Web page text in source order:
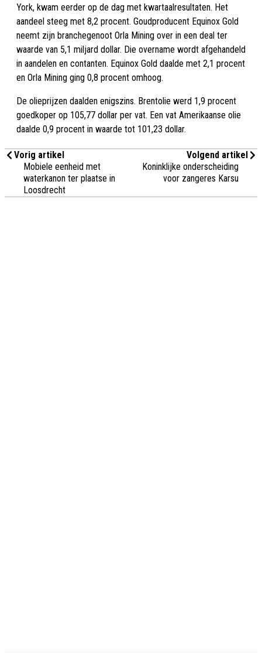
York, kwam eerder op de dag met kwartaalresultaten. Het
aandeel steeg met 8,2 procent. Goudproducent Equinox Gold
neemt zijn branchegenoot Orla Mining over in een deal ter
waarde van 5,1 miljard dollar. Die overname wordt afgehandeld
in aandelen en contanten. Equinox Gold daalde met 2,1 procent
en Orla Mining ging 0,8 procent omhoog.
De olieprijzen daalden enigszins. Brentolie werd 1,9 procent
goedkoper op 105,77 dollar per vat. Een vat Amerikaanse olie
daalde 0,9 procent in waarde tot 101,23 dollar.
Vorig artikel
Mobiele eenheid met
waterkanon ter plaatse in
Loosdrecht
Volgend artikel
Koninklijke onderscheiding
voor zangeres Karsu